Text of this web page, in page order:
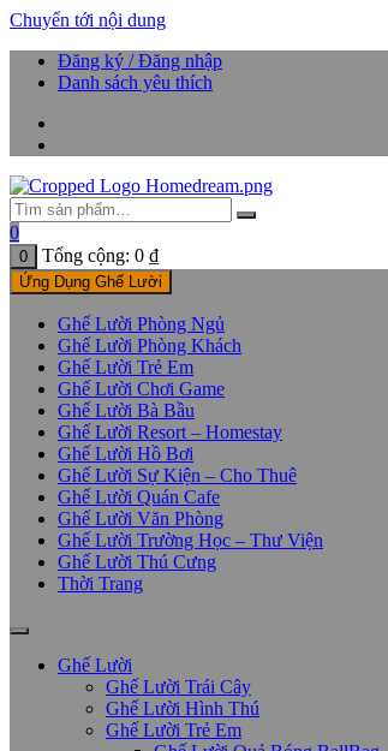
Chuyển tới nội dung
Đăng ký / Đăng nhập
Danh sách yêu thích
0
0 Tổng cộng: 0 ₫
Ứng Dụng Ghế Lười
Ghế Lười Phòng Ngủ
Ghế Lười Phòng Khách
Ghế Lười Trẻ Em
Ghế Lười Chơi Game
Ghế Lười Bà Bầu
Ghế Lười Resort – Homestay
Ghế Lười Hồ Bơi
Ghế Lười Sự Kiện – Cho Thuê
Ghế Lười Quán Cafe
Ghế Lười Văn Phòng
Ghế Lười Trường Học – Thư Viện
Ghế Lười Thú Cưng
Thời Trang
Ghế Lười
Ghế Lười Trái Cây
Ghế Lười Hình Thú
Ghế Lười Trẻ Em